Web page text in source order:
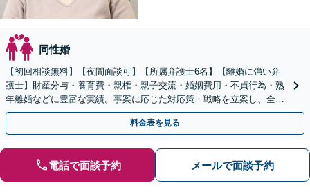
同性婚
【初回相談無料】【夜間面談可】【所属弁護士6名】【離婚に強い弁
護士】財産分与・養育費・親権・親子交流・婚姻費用・不貞行為・熟
年離婚などに豊富な実績。事案に応じた対応策・戦略を立案し、全力
で闘います。明るい人生の再スタートを！
料金表を見る
電話で面談予約 メールで面談予約